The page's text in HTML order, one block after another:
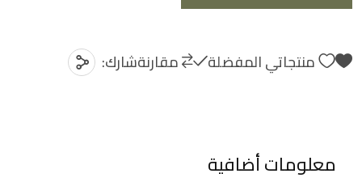
منتجاتي المفضلة مقارنةشارك:
معلومات أضافية